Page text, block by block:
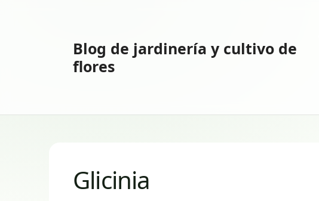
Blog de jardinería y cultivo de
flores
Glicinia